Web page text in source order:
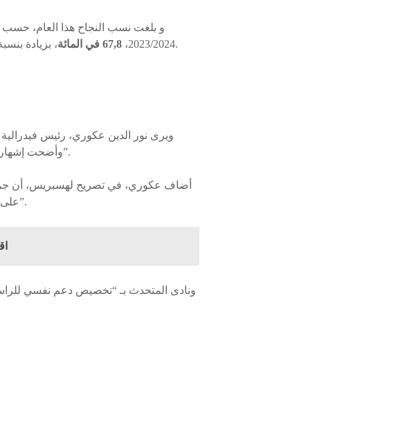
و بلغت نسب النجاح هذا العام، حسب
2023/2024، 67,8 في المائة ، بزيادة بنسبة 8 في المائة عن السنة الماضية التي عرفت نسبة نجاح بلغت 59,8 في المائة.
ويرى نور الدين عكوري، رئيس فيدرالية
وأضحت إشهارا مجانيا للمتفوقين يمكن بعد الباكالوريا أن يكون زملاؤهم العاديون أكثر تفوقا”.
أضاف عكوري، في تصريح لهسبريس، أن
على تلاميذها الذين لم يحصلوا على معدلات كبيرة، أو فشلوا هذه السنة في النجاح”.
ونادى المتحدث بـ “تخصيص دعم نفسي